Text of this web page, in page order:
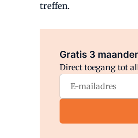
treffen.
Gratis 3
Direct toegang tot